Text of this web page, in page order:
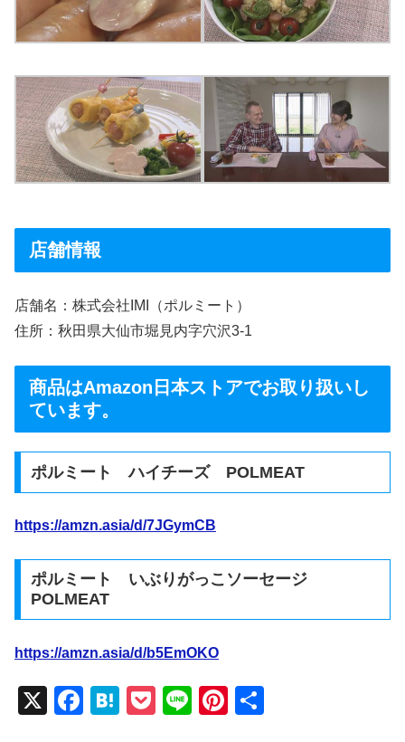
店舗情報
店舗名：株式会社IMI（ポルミート）
住所：秋田県大仙市堀見内字穴沢3-1
商品はAmazon日本ストアでお取り扱いし
ています。
ポルミート ハイチーズ POLMEAT
https://amzn.asia/d/7JGymCB
ポルミート いぶりがっこソーセージ
POLMEAT
https://amzn.asia/d/b5EmOKO
X
F
H
P
Li
Pi